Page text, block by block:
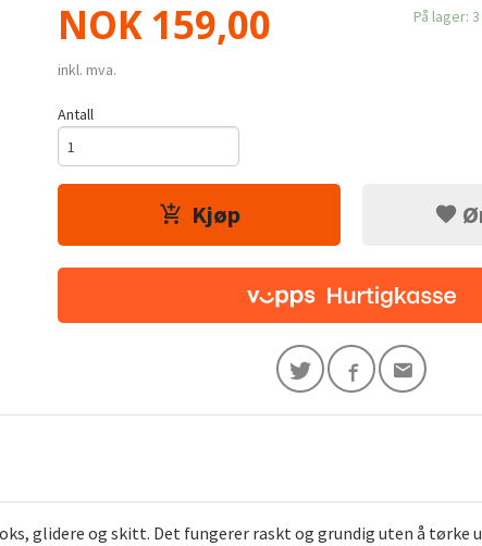
Pris
NOK 159,00
inkl. mva.
På lager:
Antall
Kjøp
glidere og skitt. Det fungerer raskt og grundig uten å tørke